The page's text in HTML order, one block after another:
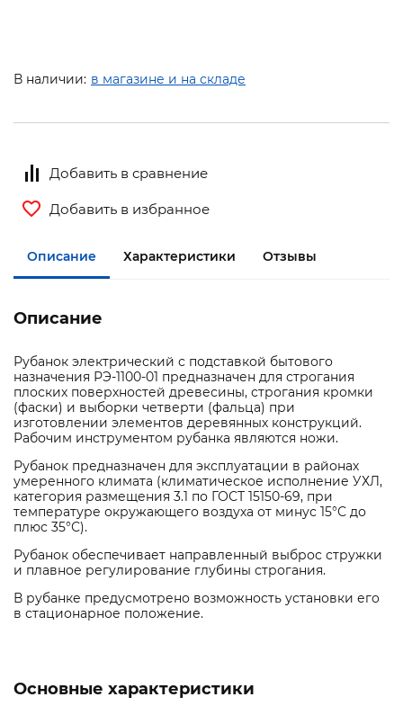
В наличии: в магазине и на складе
Добавить в сравнение
Добавить в избранное
Описание Характеристики Отзывы
Описание
Рубанок электрический с подставкой бытового
назначения РЭ-1100-01 предназначен для строгания
плоских поверхностей древесины, строгания кромки
(фаски) и выборки четверти (фальца) при
изготовлении элементов деревянных конструкций.
Рабочим инструментом рубанка являются ножи.
Рубанок предназначен для эксплуатации в районах
умеренного климата (климатическое исполнение УХЛ,
категория размещения 3.1 по ГОСТ 15150-69, при
температуре окружающего воздуха от минус 15°С до
плюс 35°С).
Рубанок обеспечивает направленный выброс стружки
и плавное регулирование глубины строгания.
В рубанке предусмотрено возможность установки его
в стационарное положение.
Основные характеристики